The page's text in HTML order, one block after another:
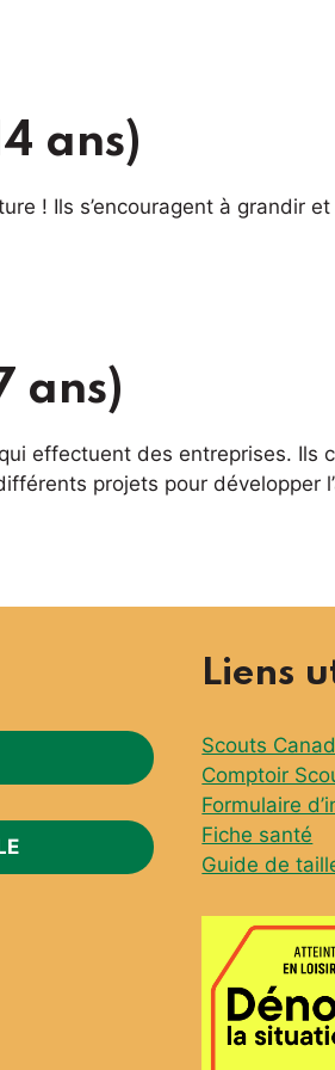
ans)
! Ils s’encouragent à grandir
ans)
effectuent des entreprises. Ils
projets pour développer
Liens
Scouts
Comptoir
Formulaire
Fiche santé
Guide de